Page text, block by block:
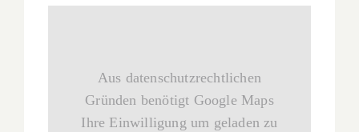
Aus datenschutzrechtlichen
Gründen benötigt Google Maps
Ihre Einwilligung um geladen zu